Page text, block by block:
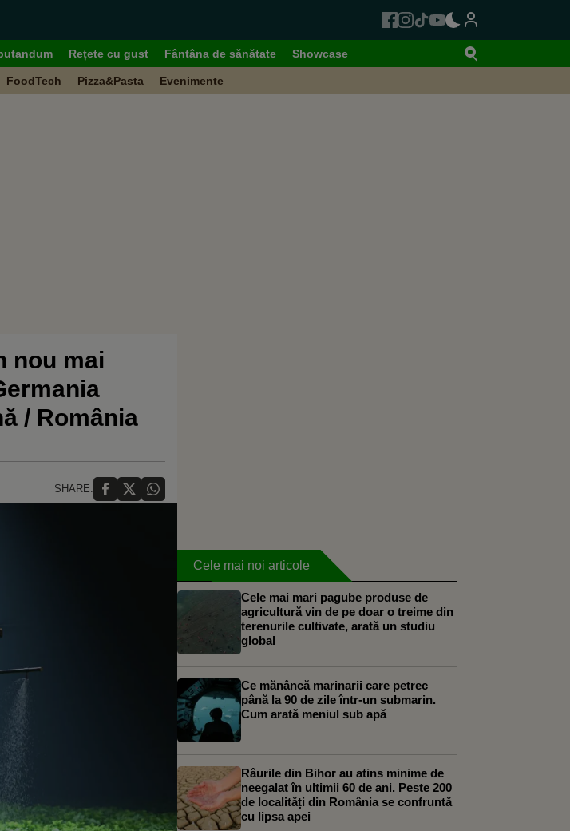
Rețete cu gust Fântâna de sănătate Showcase
FoodTech Pizza&Pasta Evenimente
nou mai
/ România
SHARE:
Cele mai noi articole
Cele mai mari pagube produse de
agricultură vin de pe doar o treime din
terenurile cultivate, arată un studiu
global
Ce mănâncă marinarii care petrec
până la 90 de zile într-un submarin.
Cum arată meniul sub apă
Râurile din Bihor au atins minime de
neegalat în ultimii 60 de ani. Peste 200
de localități din România se confruntă
cu lipsa apei